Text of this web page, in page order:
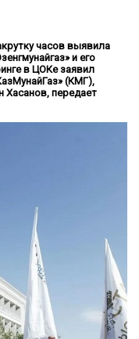
часов выявила
и его
в ЦОКе заявил
(КМГ),
Хасанов, передает